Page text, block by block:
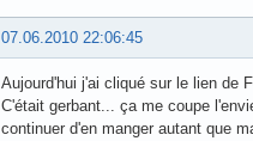
07.06.2010 22:06:45
Aujourd'hui j'ai cliqué sur le lien de
C'était gerbant... ça me coupe
continuer d'en manger autant que